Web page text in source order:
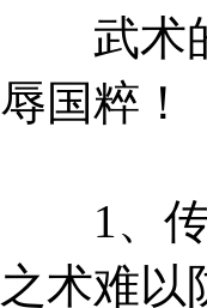
武术的
辱国粹！
1、传
之术难以